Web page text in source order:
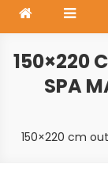
150×220
SPA
150×220 cm